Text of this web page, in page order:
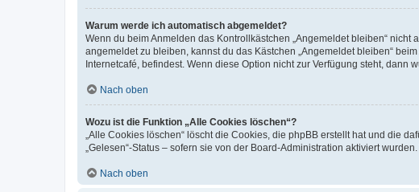
Warum werde ich automatisch abgemeldet?
Wenn du beim Anmelden das Kontrollkästchen „Angemeldet bleiben“
angemeldet zu bleiben, kannst du das Kästchen „Angemeldet bleiben“
Internetcafé, befindest. Wenn diese Option nicht zur Verfügung steht, dann
Nach oben
Wozu ist die Funktion „Alle Cookies löschen“?
„Alle Cookies löschen“ löscht die Cookies, die phpBB erstellt hat und die
„Gelesen“-Status – sofern sie von der Board-Administration aktiviert
Nach oben